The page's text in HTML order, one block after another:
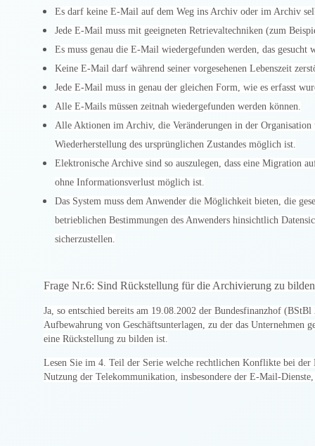
Es darf keine E-Mail auf dem Weg ins Archiv oder im Archiv
Jede E-Mail muss mit geeigneten Retrievaltechniken (zum
Es muss genau die E-Mail wiedergefunden werden, das gesucht
Keine E-Mail darf während seiner vorgesehenen Lebenszeit
Jede E-Mail muss in genau der gleichen Form, wie es erfasst
Alle E-Mails müssen zeitnah wiedergefunden werden können.
Alle Aktionen im Archiv, die Veränderungen in der
Wiederherstellung des ursprünglichen Zustandes möglich ist.
Elektronische Archive sind so auszulegen, dass eine Migration
ohne Informationsverlust möglich ist.
Das System muss dem Anwender die Möglichkeit bieten, die
betrieblichen Bestimmungen des Anwenders hinsichtlich
sicherzustellen.
Frage Nr.6: Sind Rückstellung für die Archivierung zu
Ja, so entschied bereits am 19.08.2002 der Bundesfinanzhof
Aufbewahrung von Geschäftsunterlagen, zu der das Unternehmen
eine Rückstellung zu bilden ist.
Lesen Sie im 4. Teil der Serie welche rechtlichen Konflikte bei
Nutzung der Telekommunikation, insbesondere der E-Mail-